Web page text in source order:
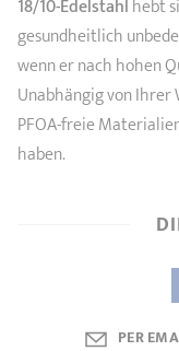
18/10-Edelstahlhebt
gesundheitlich
wenn er nach hohen
Unabhängig von
PFOA-freie
haben.
PER